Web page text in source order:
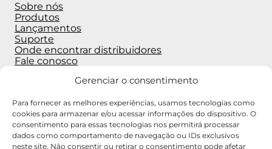
Gerenciar o consentimento
Para fornecer as melhores experiências, usamos tecnologias como
cookies para armazenar e/ou acessar informações do dispositivo. O
consentimento para essas tecnologias nos permitirá processar
dados como comportamento de navegação ou IDs exclusivos
neste site. Não consentir ou retirar o consentimento pode afetar
Sobre nós
Produtos
Lançamentos
Suporte
Onde encontrar distribuidores
Fale conosco
Alameda Vênus, 582 – American Park
Empresarial – Indaiatuba – SP